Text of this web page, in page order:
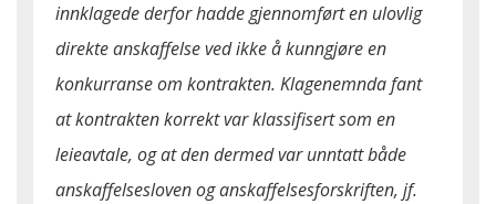
innklagede derfor hadde gjennomført en ulovlig
direkte anskaffelse ved ikke å kunngjøre en
konkurranse om kontrakten. Klagenemnda fant
at kontrakten korrekt var klassifisert som en
leieavtale, og at den dermed var unntatt både
anskaffelsesloven og anskaffelsesforskriften, jf.